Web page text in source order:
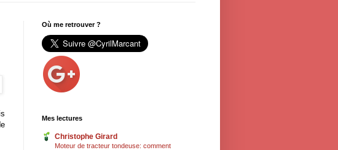
Où me retrouver ?
Mes lectures
Christophe Girard
Moteur de tracteur tondeuse: comment